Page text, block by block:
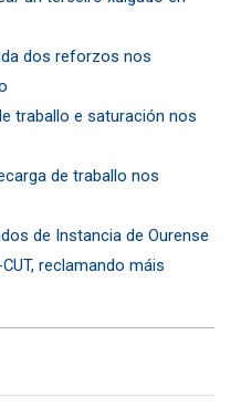
dos reforzos nos
traballo e saturación nos
de traballo nos
de Instancia de Ourense
reclamando máis